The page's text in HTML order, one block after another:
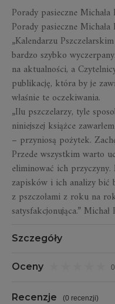
Porady pasieczne
Porady pasieczne
„Kalendarzu
bardzo szybko
na aktualności, a
publikację, która by je
właśnie te oczekiwania.
„Ilu pszczelarzy, tyle
niniejszej książce
– przyniosą pożytek.
Przede wszystkim warto
eliminować ich
zapisków i ich analizy bić
z pszczołami z roku na
satysfakcjonująca.” Michał
Szczegóły
Oceny
Recenzje (0 recenzji)